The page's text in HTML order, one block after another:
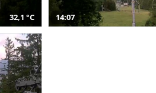
32,1 °C 14:07